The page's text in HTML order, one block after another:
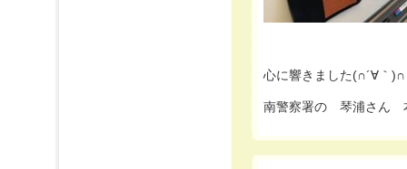
心に響きました(∩´∀｀
南警察署の 琴浦さん